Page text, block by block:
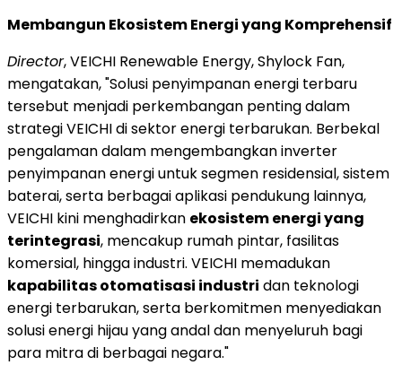
Membangun Ekosistem Energi yang Komprehensif
Director, VEICHI Renewable Energy, Shylock Fan,
mengatakan, "Solusi penyimpanan energi terbaru
tersebut menjadi perkembangan penting dalam
strategi VEICHI di sektor energi terbarukan. Berbekal
pengalaman dalam mengembangkan inverter
penyimpanan energi untuk segmen residensial, sistem
baterai, serta berbagai aplikasi pendukung lainnya,
VEICHI kini menghadirkan ekosistem energi yang
terintegrasi, mencakup rumah pintar, fasilitas
komersial, hingga industri. VEICHI memadukan
kapabilitas otomatisasi industri dan teknologi
energi terbarukan, serta berkomitmen menyediakan
solusi energi hijau yang andal dan menyeluruh bagi
para mitra di berbagai negara."